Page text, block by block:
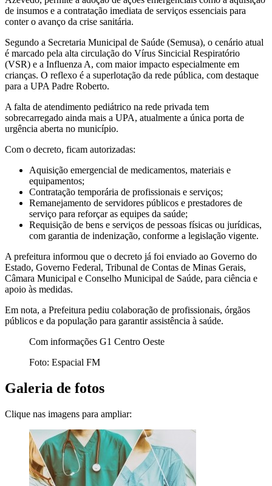
de insumos e a contratação imediata de serviços essenciais para
conter o avanço da crise sanitária.
Segundo a Secretaria Municipal de Saúde (Semusa), o cenário atual
é marcado pela alta circulação do Vírus Sincicial Respiratório
(VSR) e a Influenza A, com maior impacto especialmente em
crianças. O reflexo é a superlotação da rede pública, com destaque
para a UPA Padre Roberto.
A falta de atendimento pediátrico na rede privada tem
sobrecarregado ainda mais a UPA, atualmente a única porta de
urgência aberta no município.
Com o decreto, ficam autorizadas:
Aquisição emergencial de medicamentos, materiais e
equipamentos;
Contratação temporária de profissionais e serviços;
Remanejamento de servidores públicos e prestadores de
serviço para reforçar as equipes da saúde;
Requisição de bens e serviços de pessoas físicas ou jurídicas,
com garantia de indenização, conforme a legislação vigente.
A prefeitura informou que o decreto já foi enviado ao Governo do
Estado, Governo Federal, Tribunal de Contas de Minas Gerais,
Câmara Municipal e Conselho Municipal de Saúde, para ciência e
apoio às medidas.
Em nota, a Prefeitura pediu colaboração de profissionais, órgãos
públicos e da população para garantir assistência à saúde.
Com informações G1 Centro Oeste
Foto: Espacial FM
Galeria de fotos
Clique nas imagens para ampliar: